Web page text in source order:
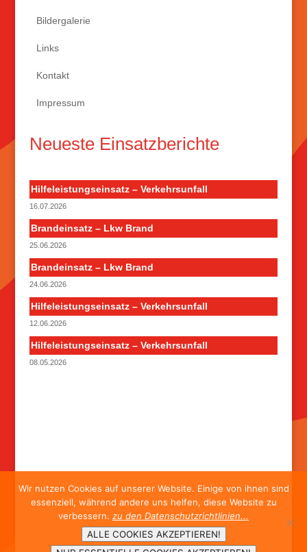
Bildergalerie
Links
Kontakt
Impressum
Neueste Einsatzberichte
Hilfeleistungseinsatz – Verkehrsunfall
16.07.2026
Brandeinsatz – Lkw Brand
25.06.2026
Brandeinsatz – Lkw Brand
24.06.2026
Hilfeleistungseinsatz – Verkehrsunfall
12.06.2026
Hilfeleistungseinsatz – Verkehrsunfall
08.05.2026
Wir nutzen Cookies auf unserer Website. Einige von ihnen sind
essenziell, während andere uns helfen, diese Website zu
verbessern. zu den Datenschutzrichtlinien...
ALLE COOKIES AKZEPTIEREN!